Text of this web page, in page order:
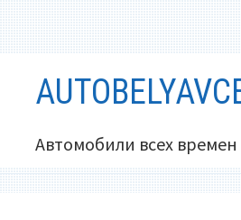
содержимому
Автомобили всех